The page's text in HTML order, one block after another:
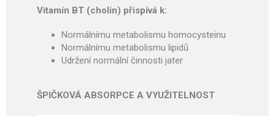
Vitamín BT (cholin) přispívá k:
Normál­nímu metabolismu homo­cysteinu
Normál­nímu metabolismu lipidů
Udržení normální činnosti jater
ŠPIČKOVÁ ABSORPCE A VYUŽITELNOST